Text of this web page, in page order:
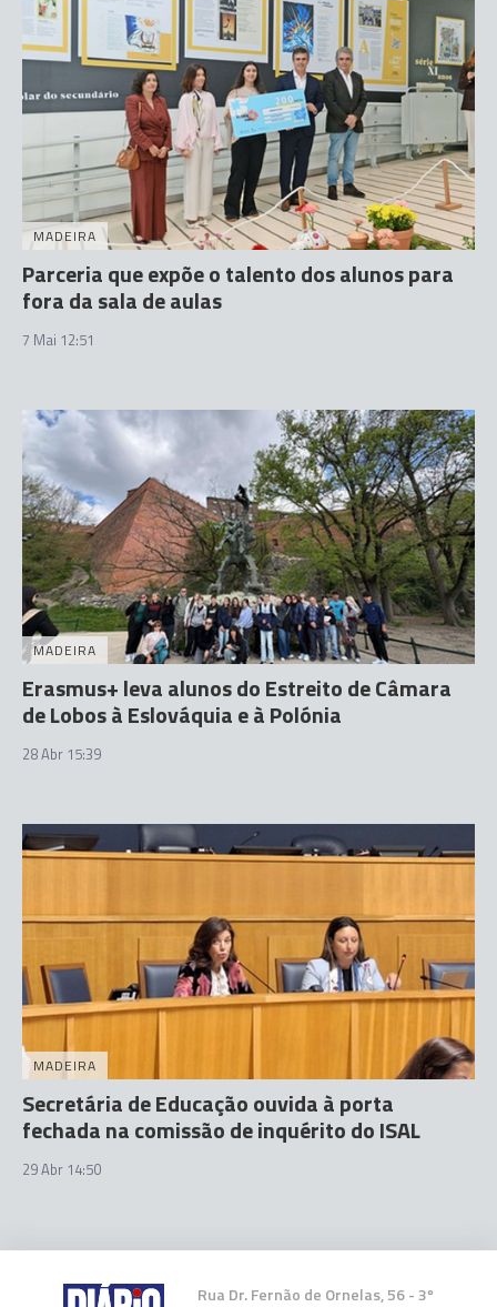
MADEIRA
Parceria que expõe o talento dos alunos para
fora da sala de aulas
7 Mai 12:51
MADEIRA
Erasmus+ leva alunos do Estreito de Câmara
de Lobos à Eslováquia e à Polónia
28 Abr 15:39
MADEIRA
Secretária de Educação ouvida à porta
fechada na comissão de inquérito do ISAL
29 Abr 14:50
Rua Dr. Fernão de Ornelas, 56 - 3º